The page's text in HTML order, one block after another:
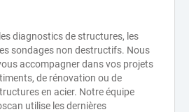
diagnostics de structures, les
sondages non destructifs. Nous
accompagner dans vos projets
de rénovation ou de
en acier. Notre équipe
utilise les dernières